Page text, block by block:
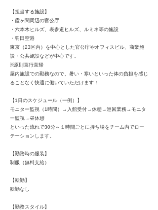
【担当する施設】
・霞ヶ関周辺の官公庁
・六本木ヒルズ、表参道ヒルズ、ルミネ等の施設
・羽田空港
東京（23区内）を中心とした官公庁やオフィスビル、商業施
設・公共施設などが中心です。
※原則直行直帰
屋内施設での勤務なので、暑い・寒いといった体の負担を感じ
ることなく快適に働いていただけます！
【1日のスケジュール（一例）】
モニター監視（1時間）→入館受付→休憩→巡回業務→モニタ
ー監視→昼休憩
といった流れで30分～１時間ごとに持ち場をチーム内でロー
テーションします。
【勤務時の服装】
制服（無料支給）
【転勤】
転勤なし
【勤務スタイル】